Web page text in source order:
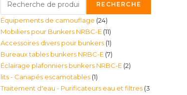
RECHERCHE
Équipements de camouflage 2424
produits
Mobiliers pour Bunkers NRBC-E 1111
produits
Accessoires divers pour bunkers 11
produit
Bureaux tables bunkers NRBC-E 77
produits
Éclairage plafonniers bunkers NRBC-E 22
lits - Canapés escamotables 11
produit
Traitement d'eau - Purificateurs eau et filtres 3